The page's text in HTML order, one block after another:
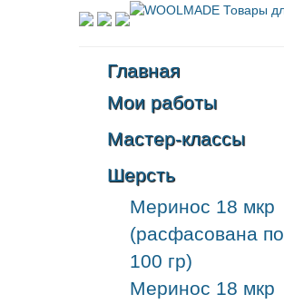
Главная
Мои работы
Мастер-классы
Шерсть
Меринос 18 мкр
(расфасована по
100 гр)
Меринос 18 мкр